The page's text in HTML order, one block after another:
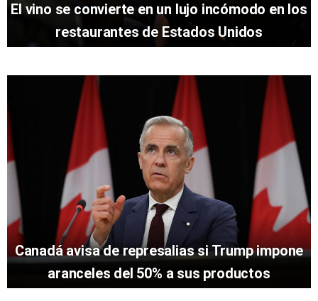
El vino se convierte en un lujo incómodo en los
restaurantes de Estados Unidos
Canadá avisa de represalias si Trump impone
aranceles del 50% a sus productos